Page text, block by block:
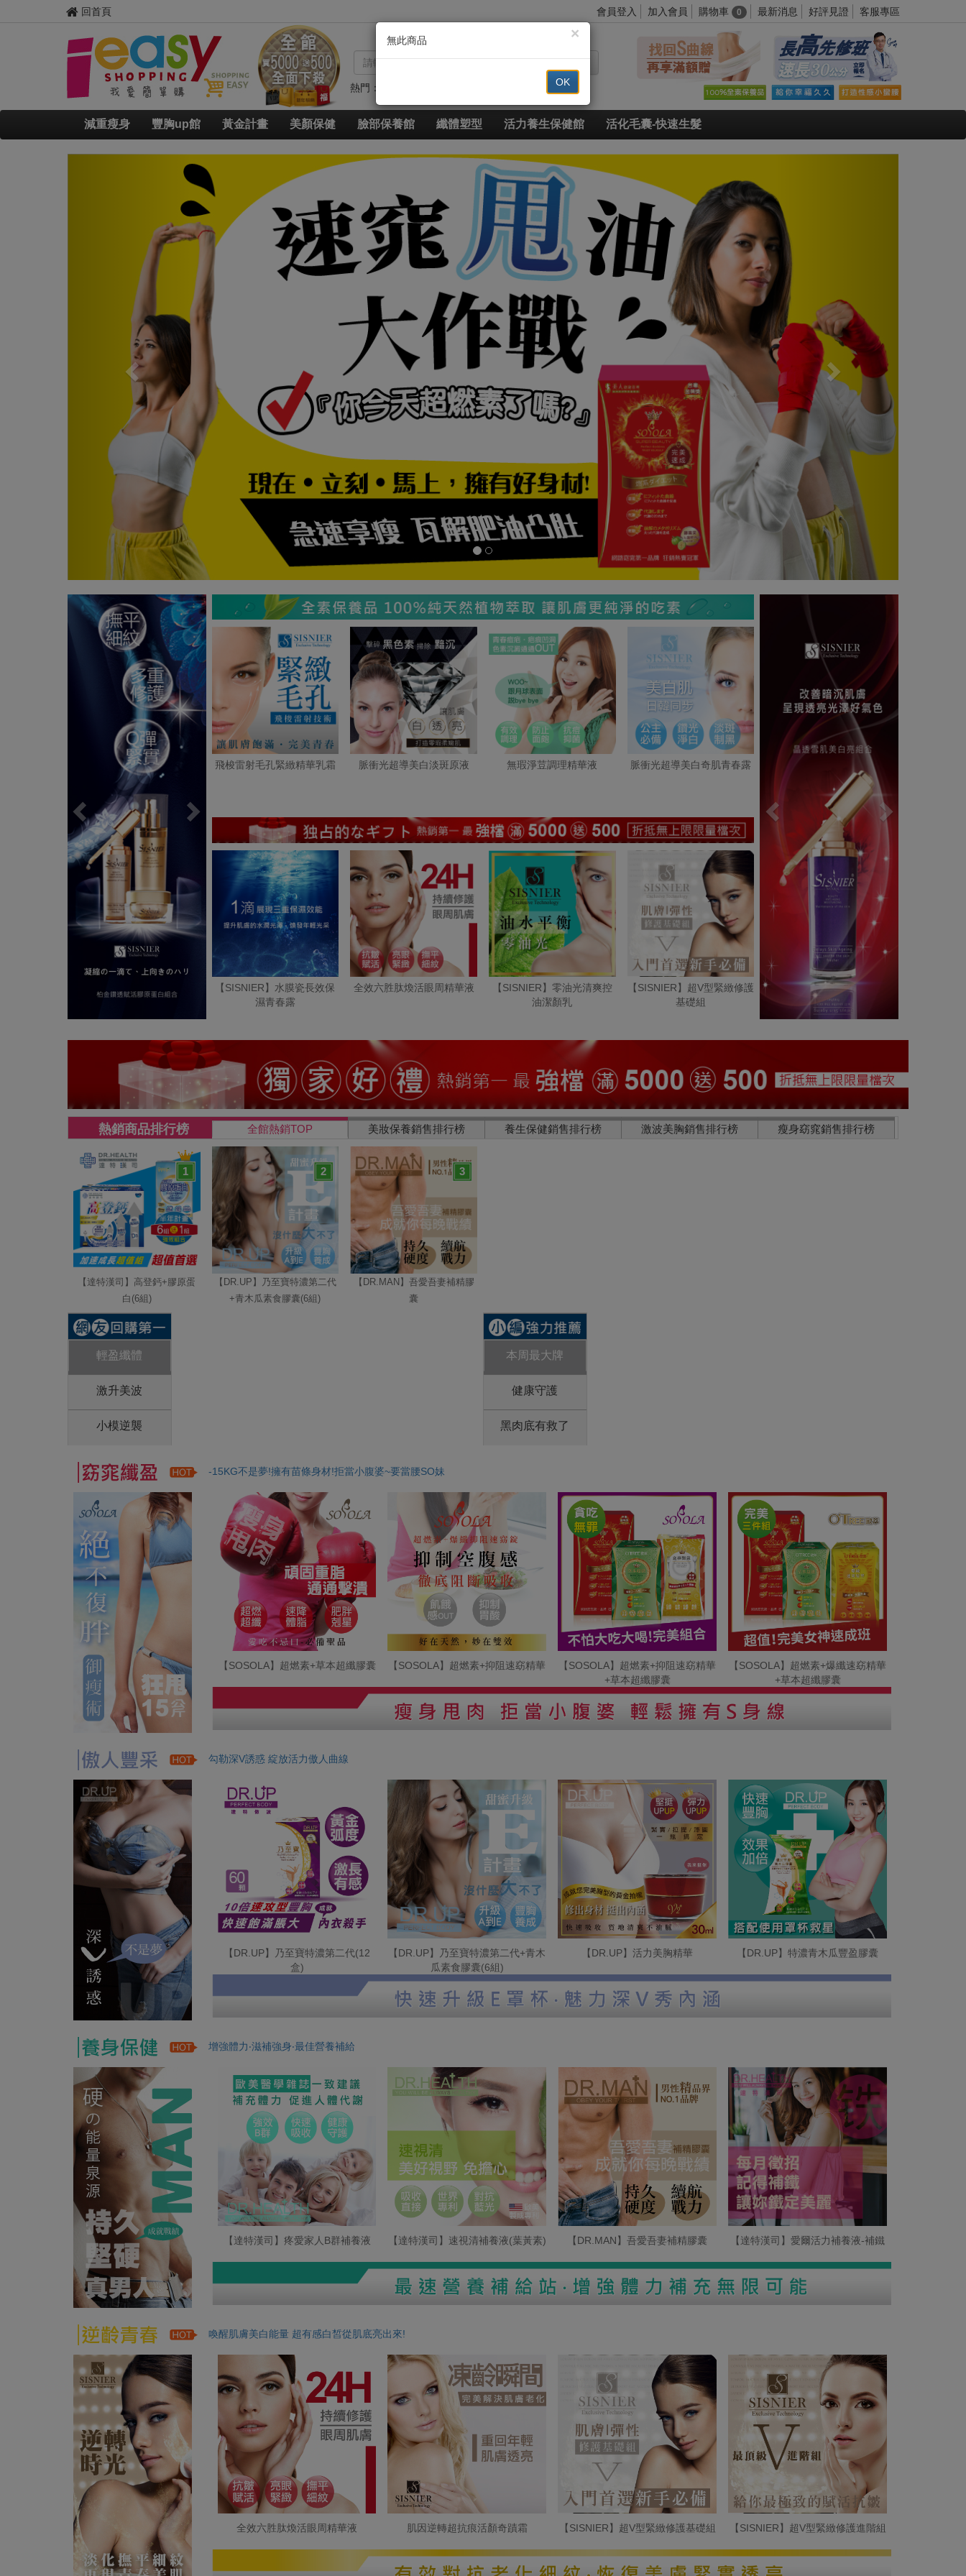
回首頁 會員登入 加入會員 購物車 0 最新消息 好評見證 客服專區
搜尋
熱門：
脈衝光超導美白奇肌青春露 久賜良吾 速燃代謝 速窈卡尼酸左旋肉鹼
減重瘦身 豐胸up館 黃金計畫 美顏保健 臉部保養館 纖體塑型 活力養生保健館 活化毛囊-快速生髮
Previous
Previous Next
飛梭雷射毛孔緊緻精華乳霜 脈衝光超導美白淡斑原液 無瑕淨荳調理精華液 脈衝光超導美白奇肌青春露
【SISNIER】水膜瓷長效保
濕青春露
全效六胜肽煥活眼周精華液
【SISNIER】零油光清爽控
油潔顏乳
【SISNIER】超V型緊緻修護
基礎組
熱銷商品排行榜 全館熱銷TOP 美妝保養銷售排行榜 養生保健銷售排行榜 激波美胸銷售排行榜 瘦身窈窕銷售排行榜
1
【達特漢司】高登鈣+膠原蛋
白(6組)
2
【DR.UP】乃至寶特濃第二代
+青木瓜素食膠囊(6組)
3
【DR.MAN】吾愛吾妻補精膠
囊
輕盈纖體
激升美波
小模逆襲
本周最大牌
健康守護
黑肉底有救了
-15KG不是夢!擁有苗條身材!拒當小腹婆~要當腰SO妹
【SOSOLA】超燃素+草本超纖膠囊 【SOSOLA】超燃素+抑阻速窈精華
【SOSOLA】超燃素+抑阻速窈精華
+草本超纖膠囊
【SOSOLA】超燃素+爆纖速窈精華
+草本超纖膠囊
勾勒深V誘惑 綻放活力傲人曲線
【DR.UP】乃至寶特濃第二代(12
盒)
【DR.UP】乃至寶特濃第二代+青木
瓜素食膠囊(6組)
【DR.UP】活力美胸精華 【DR.UP】特濃青木瓜豐盈膠囊
增強體力‧滋補強身‧最佳營養補給
【達特漢司】疼愛家人B群補養液 【達特漢司】速視清補養液(葉黃素) 【DR.MAN】吾愛吾妻補精膠囊 【達特漢司】愛爾活力補養液-補鐵
喚醒肌膚美白能量 超有感白皙從肌底亮出來!
全效六胜肽煥活眼周精華液 肌因逆轉超抗痕活顏奇蹟霜 【SISNIER】超V型緊緻修護基礎組 【SISNIER】超V型緊緻修護進階組
×
無此商品
OK